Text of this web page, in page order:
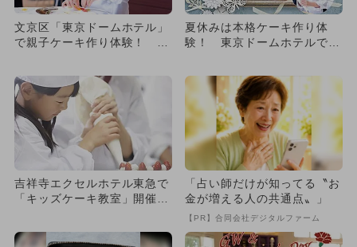
文京区「東京ドームホテル」
で親子ケーキ作り体験！ プ
る
夏休みは本格ケーキ作り体
験！ 東京ドームホテルでパ
吉祥寺エクセルホテル東急で
「キッズケーキ教室」開催！
「占い師だけが知ってる〝お
金が増える人の共通点〟」
【PR】合同会社デジタルファーム